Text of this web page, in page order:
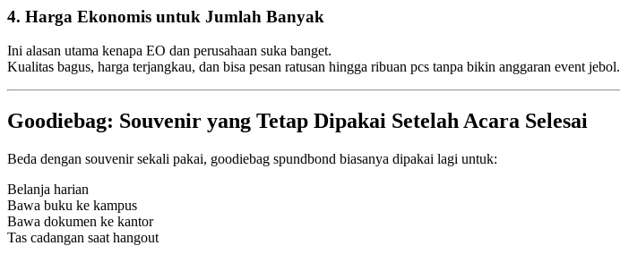
4. Harga Ekonomis untuk Jumlah Banyak
Ini alasan utama kenapa EO dan perusahaan suka banget.
Kualitas bagus, harga terjangkau, dan bisa pesan ratusan hingga ribuan pcs tanpa bikin anggaran event jebol.
Goodiebag: Souvenir yang Tetap Dipakai Setelah Acara Selesai
Beda dengan souvenir sekali pakai, goodiebag spundbond biasanya dipakai lagi untuk:
Belanja harian
Bawa buku ke kampus
Bawa dokumen ke kantor
Tas cadangan saat hangout